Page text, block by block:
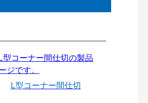
L型コーナー間仕切